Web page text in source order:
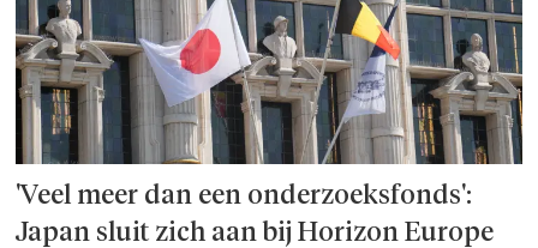
'Veel meer dan een onderzoeks­fonds':
Japan sluit zich aan bij Horizon Europe